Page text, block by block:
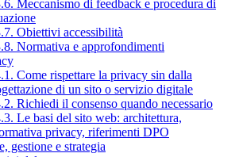
Meccanismo di feedback e procedura di
Obiettivi accessibilità
Normativa e approfondimenti
Come rispettare la privacy sin dalla
di un sito o servizio digitale
Richiedi il consenso quando necessario
Le basi del sito web: architettura,
privacy, riferimenti DPO
gestione e strategia